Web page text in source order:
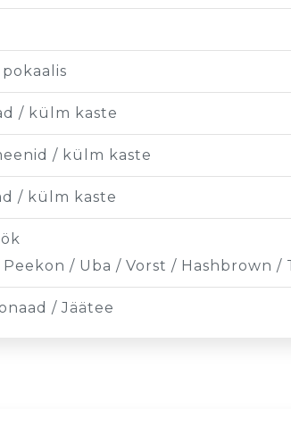
/ külm kaste
/ külm kaste
/ külm kaste
/ Uba / Vorst / Hashbrown /
/ Jäätee